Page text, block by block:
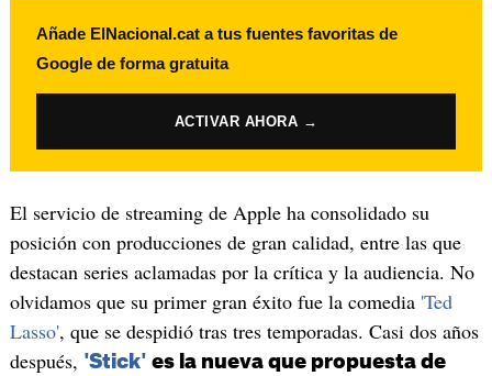
Añade ElNacional.cat a tus fuentes favoritas de
Google de forma gratuita
ACTIVAR AHORA →
El servicio de streaming de Apple ha consolidado su
posición con producciones de gran calidad, entre las que
destacan series aclamadas por la crítica y la audiencia. No
olvidamos que su primer gran éxito fue la comedia 'Ted
Lasso', que se despidió tras tres temporadas. Casi dos años
después, 'Stick' es la nueva que propuesta de